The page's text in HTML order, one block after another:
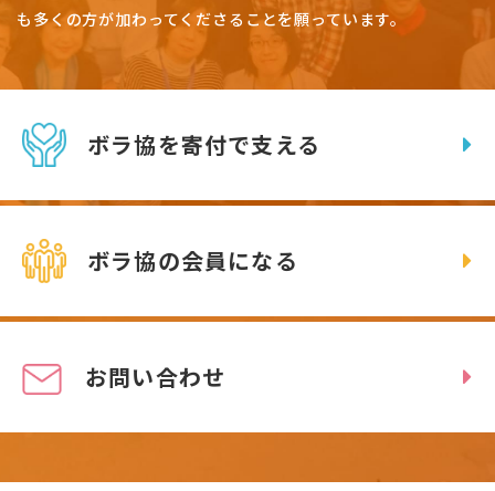
も多くの方が加わってくださることを願っています。
ボラ協を寄付で支える
ボラ協の会員になる
お問い合わせ